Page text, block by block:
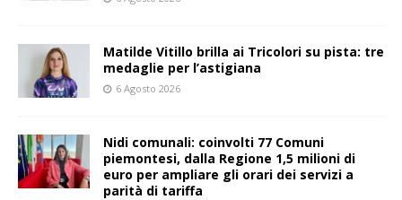
Matilde Vitillo brilla ai Tricolori su pista: tre
medaglie per l’astigiana
6 Agosto 2026
Nidi comunali: coinvolti 77 Comuni
piemontesi, dalla Regione 1,5 milioni di
euro per ampliare gli orari dei servizi a
parità di tariffa